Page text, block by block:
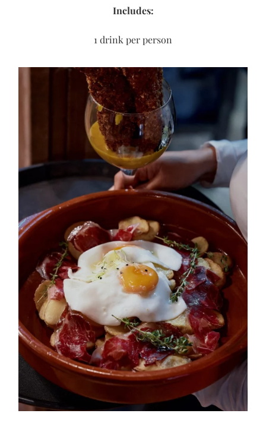
Includes:
1 drink per person